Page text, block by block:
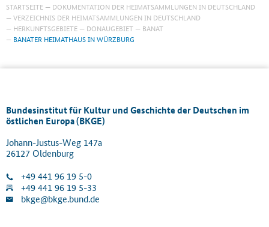
STARTSEITE
DOKUMENTATION DER HEIMATSAMMLUNGEN IN DEUTSCHLAND
VERZEICHNIS DER HEIMATSAMMLUNGEN IN DEUTSCHLAND
HERKUNFTSGEBIETE
DONAUGEBIET
BANAT
BANATER HEIMATHAUS IN WÜRZBURG
Bundesinstitut für Kultur und Geschichte der Deutschen im
östlichen Europa (BKGE)
Johann-Justus-Weg 147a
26127 Oldenburg
+49 441 96 19 5-0
+49 441 96 19 5-33
bkge@bkge.bund.de